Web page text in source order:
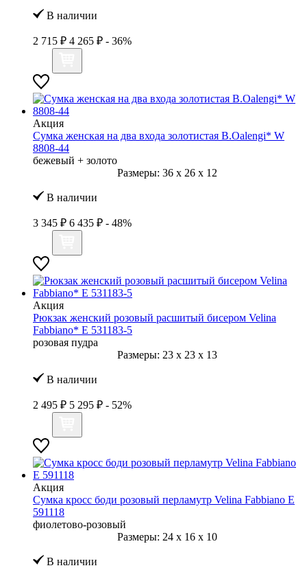
В наличии
2 715 ₽ 4 265 ₽ - 36%
Акция
Сумка женская на два входа золотистая B.Oalengi* W
8808-44
бежевый + золото
Размеры: 36 x 26 x 12
В наличии
3 345 ₽ 6 435 ₽ - 48%
Акция
Рюкзак женский розовый расшитый бисером Velina
Fabbiano* E 531183-5
розовая пудра
Размеры: 23 x 23 x 13
В наличии
2 495 ₽ 5 295 ₽ - 52%
Акция
Сумка кросс боди розовый перламутр Velina Fabbiano E
591118
фиолетово-розовый
Размеры: 24 x 16 x 10
В наличии